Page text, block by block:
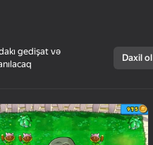
gedişat və
Daxil ol